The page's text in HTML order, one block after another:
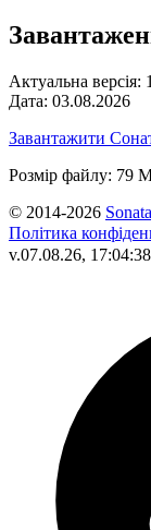
Актуальна версія:
Дата: 03.08.2026
Завантажити
Розмір файлу: 79
© 2014-2026
Політика
v.07.08.26, 17:04:38